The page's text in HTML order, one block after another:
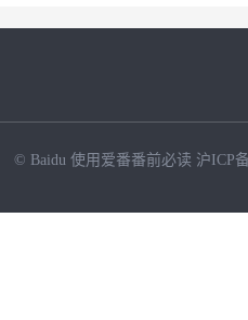
© Baidu 使用爱番番前必读 沪ICP